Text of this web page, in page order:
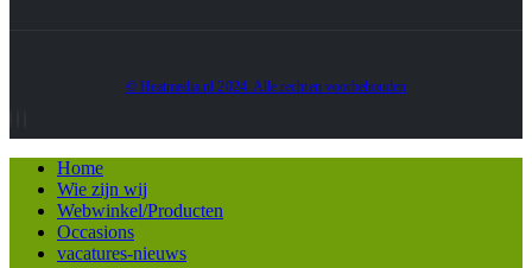
© Heatmedia.nl 2024. Alle rechten voorbehouden
Home
Wie zijn wij
Webwinkel/Producten
Occasions
vacatures-nieuws